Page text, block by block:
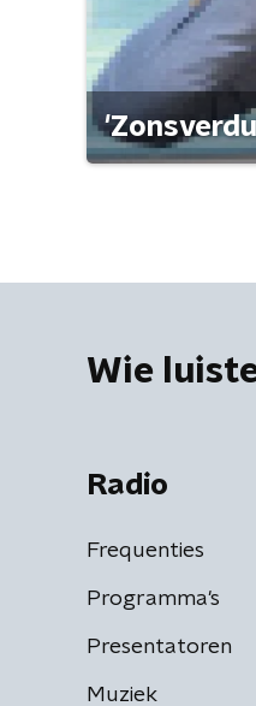
Wie
Radio
Frequenties
Programma's
Presentatoren
Muziek